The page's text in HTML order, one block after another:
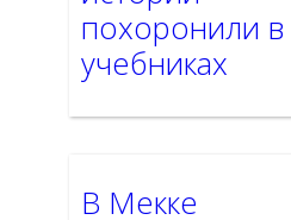
похоронили в
учебниках
В Мекке